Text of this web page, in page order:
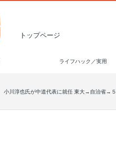
トップページ
ライフハック／実用
小川淳也氏が中道代表に就任 東大→自治省→